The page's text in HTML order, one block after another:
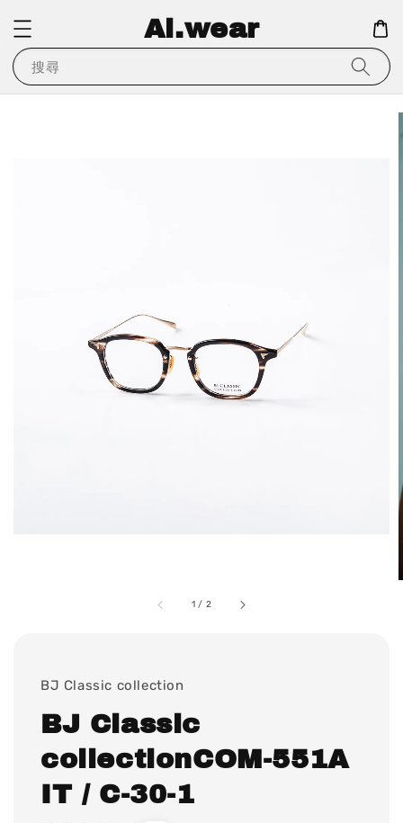
Ai.wear
搜尋
1 / 2
BJ Classic collection
BJ Classic
collectionCOM-551A
IT / C-30-1